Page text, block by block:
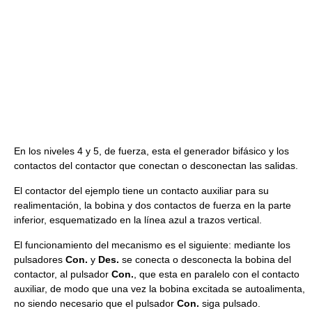
En los niveles 4 y 5, de fuerza, esta el generador bifásico y los
contactos del contactor que conectan o desconectan las salidas.
El contactor del ejemplo tiene un contacto auxiliar para su
realimentación, la bobina y dos contactos de fuerza en la parte
inferior, esquematizado en la línea azul a trazos vertical.
El funcionamiento del mecanismo es el siguiente: mediante los
pulsadores Con. y Des. se conecta o desconecta la bobina del
contactor, al pulsador Con. , que esta en paralelo con el contacto
auxiliar, de modo que una vez la bobina excitada se autoalimenta,
no siendo necesario que el pulsador Con. siga pulsado.